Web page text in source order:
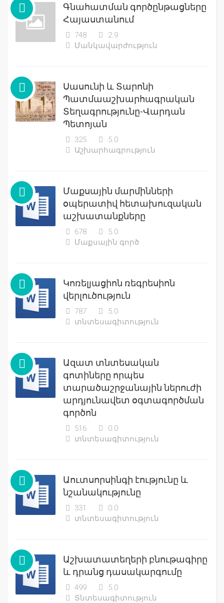
Գնահատման գործընթացները
Հայաստանում
748
2.9
Մանկավարժություն
Սասունի և Տարոնի
Պատմաաշխարհագրական
Տեղագրությունը-Վարդան
Պետոյան
325
5.0
Աշխարհագրություն
Մաքսային մարմինների
օպերատիվ հետախուզական
աշխատանքները
678
5.0
Մաքսային գործ
Կոռելյացիոն ռեգրեսիոն
վերլուծություն
787
5.0
տնտեսագիտություն
Ազատ տնտեսական
գոտիները որպես
տարածաշրջանային ներուժի
արդյունավետ օգտագործման
գործոն
516
0.0
տնտեսագիտություն
Աուտսորսինգի էությունը և
նշանակությունը
331
0.0
տնտեսագիտություն
Աշխատատեղերի բնութագիրը
և դրանց դասակարգումը
499
5.0
Տնտեսագիտություն